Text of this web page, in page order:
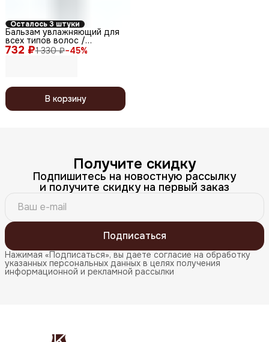
Осталось 3 штуки
732 ₽1 330 ₽−45%
Бальзам увлажняющий для
всех типов волос /
Moisturing Conditioner, 420
мл
В корзину
Получите скидку
Подпишитесь на новостную рассылку
и получите скидку на первый заказ
Подписаться
Нажимая «Подписаться», вы даете согласие на обработку
указанных персональных данных в целях получения
информационной и рекламной рассылки